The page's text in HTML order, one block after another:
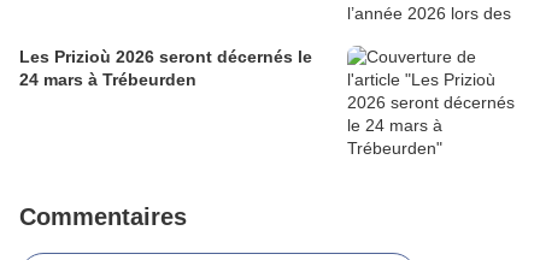
Les Prizioù 2026 seront décernés le
24 mars à Trébeurden
Commentaires